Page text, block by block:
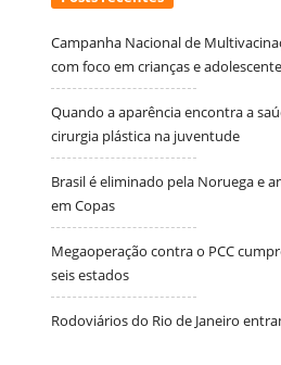
Campanha Nacional de
com foco em crianças e
Quando a aparência encontra a
cirurgia plástica na juventude
Brasil é eliminado pela Noruega e
em Copas
Megaoperação contra o PCC
seis estados
Rodoviários do Rio de Janeiro